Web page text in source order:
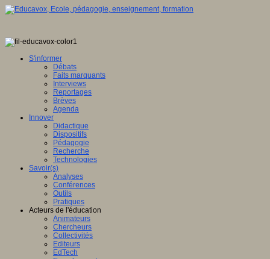
S'informer
Débats
Faits marquants
Interviews
Reportages
Brèves
Agenda
Innover
Didactique
Dispositifs
Pédagogie
Recherche
Technologies
Savoir(s)
Analyses
Conférences
Outils
Pratiques
Acteurs de l'éducation
Animateurs
Chercheurs
Collectivités
Editeurs
EdTech